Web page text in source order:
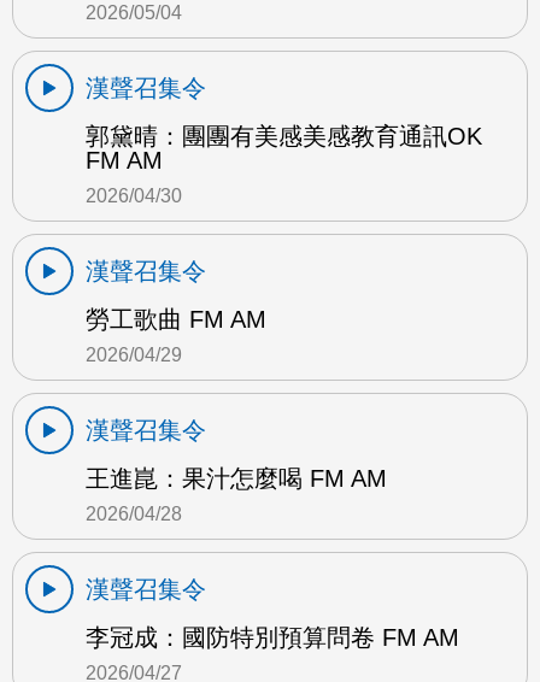
2026/05/04
漢聲召集令
郭黛晴：團團有美感美感教育通訊OK
FM AM
2026/04/30
漢聲召集令
勞工歌曲 FM AM
2026/04/29
漢聲召集令
王進崑：果汁怎麼喝 FM AM
2026/04/28
漢聲召集令
李冠成：國防特別預算問卷 FM AM
2026/04/27